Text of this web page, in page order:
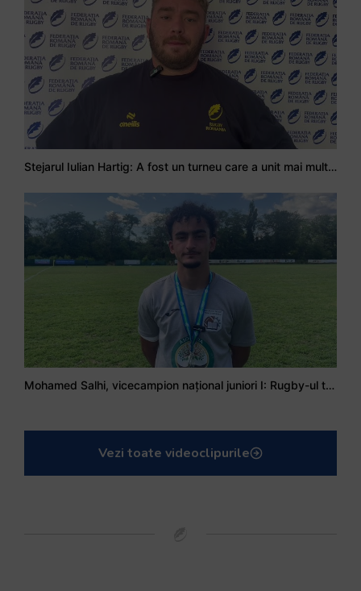
Stejarul Iulian Hartig: A fost un turneu care a unit mai mult echipa
Mohamed Salhi, vicecampion național juniori I: Rugby-ul te învață să accepți și înfrângerile
Vezi toate videoclipurile